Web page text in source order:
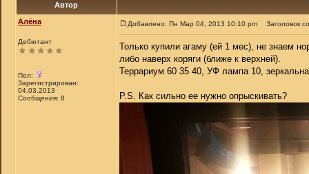
Автор
Алёна
Дебютант
Пол:
Зарегистрирован:
04.03.2013
Сообщения: 8
Добавлено: Пн Мар 04, 2013 10:10 pm Заголовок
Только купили агаму (ей 1 мес), не знаем
либо наверх коряги (ближе к верхней).
Террариум 60 35 40, УФ лампа 10,
P.S. Как сильно ее нужно опрыскивать?